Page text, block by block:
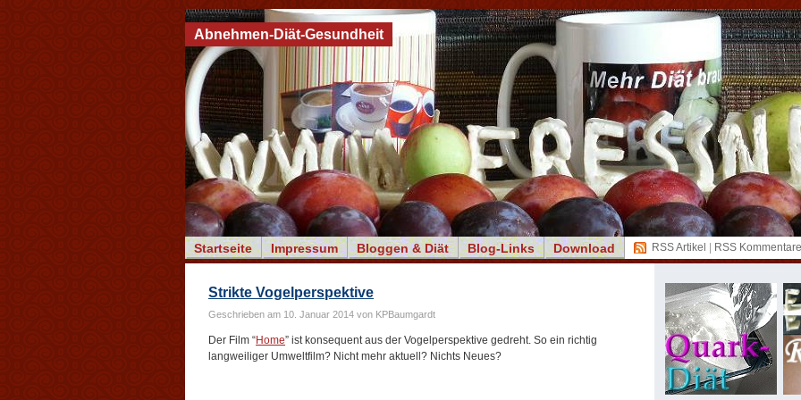
Startseite Impressum Bloggen & Diät Blog-Links Download RSS Artikel RSS Kommentare
Abnehmen-Diät-Gesundheit
Strikte Vogelperspektive
Geschrieben am 10. Januar 2014 von KPBaumgardt
Der Film “Home” ist konsequent aus der Vogelperspektive gedreht. So ein richtig
langweiliger Umweltfilm? Nicht mehr aktuell? Nichts Neues?